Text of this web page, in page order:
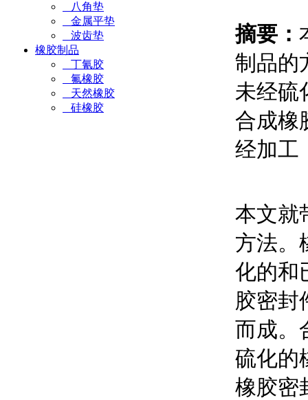
八角垫
金属平垫
波齿垫
橡胶制品
丁氰胶
氟橡胶
天然橡胶
硅橡胶
摘要：
制品的
未经硫
合成橡
经加工
本文就
方法。
化的和
胶密封
而成。
硫化的
橡胶密